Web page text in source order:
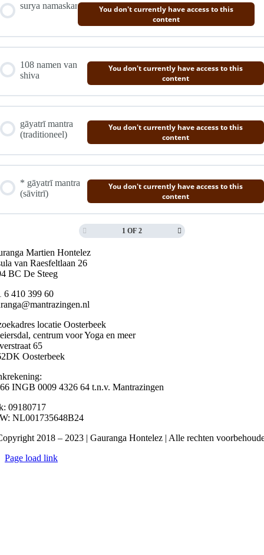
surya namaskar
You don't currently have access to this
content
108 namen van
shiva
You don't currently have access to this
content
gāyatrī mantra
(traditioneel)
You don't currently have access to this
content
* gāyatrī mantra
(sāvitrī)
You don't currently have access to this
content
1 OF 2
Martien Hontelez
van Raesfeltlaan 26
BC De Steeg
6 410 399 60
locatie Oosterbeek
centrum voor Yoga en meer
65
Oosterbeek
INGB 0009 4326 64 t.n.v. Mantrazingen
09180717
NL001735648B24
2018 – 2023 | Gauranga Hontelez | Alle rechten
Page load link